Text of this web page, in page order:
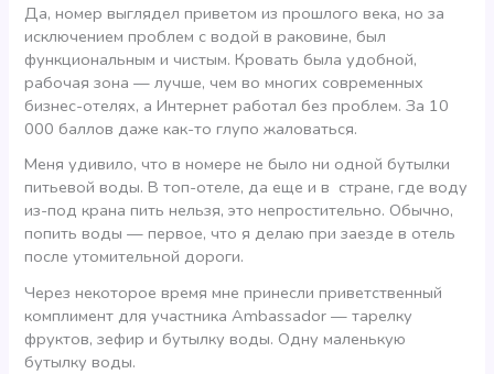
Да, номер выглядел приветом из прошлого века, но за
исключением проблем с водой в раковине, был
функциональным и чистым. Кровать была удобной,
рабочая зона — лучше, чем во многих современных
бизнес-отелях, а Интернет работал без проблем. За 10
000 баллов даже как-то глупо жаловаться.
Меня удивило, что в номере не было ни одной бутылки
питьевой воды. В топ-отеле, да еще и в стране, где воду
из-под крана пить нельзя, это непростительно. Обычно,
попить воды — первое, что я делаю при заезде в отель
после утомительной дороги.
Через некоторое время мне принесли приветственный
комплимент для участника Ambassador — тарелку
фруктов, зефир и бутылку воды. Одну маленькую
бутылку воды.